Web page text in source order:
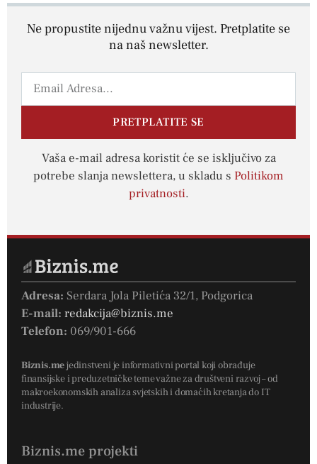
Ne propustite nijednu važnu vijest. Pretplatite se
na naš newsletter.
PRETPLATITE SE
Vaša e-mail adresa koristit će se isključivo za
potrebe slanja newslettera, u skladu s Politikom
privatnosti.
Adresa: Serdara Jola Piletića 32/1, Podgorica
E-mail: redakcija@biznis.me
Telefon: 069/901-666
Biznis.mejedinstveni je informativni portal koji obrađuje
finansijske i preduzetničke teme važne za društveni razvoj – od
makroekonomskih analiza svjetskih i domaćih kretanja do IT
industrije.
Biznis.me projekti